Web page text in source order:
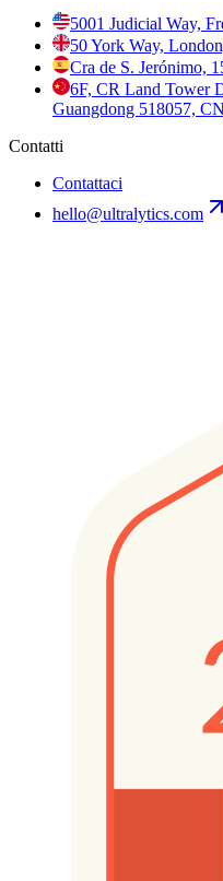
5001 Judicial Way,
50 York Way,
Cra de S. Jerónimo,
6F, CR Land Tower
Guangdong 518057, CN
Contatti
Contattaci
hello@ultralytics.com